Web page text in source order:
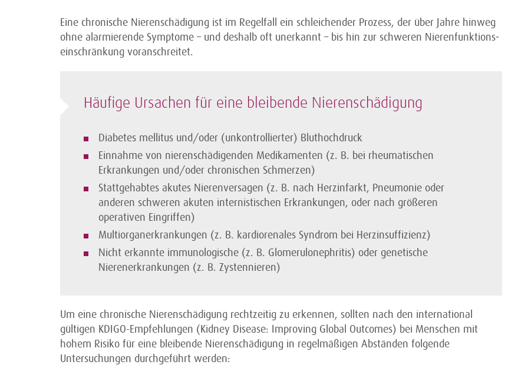
Eine chronische Nierenschädigung ist im Regelfall ein schleichender Prozess, der über Jahre hinweg
ohne alarmierende Symptome – und deshalb oft unerkannt – bis hin zur schweren Nierenfunktions­
einschränkung voranschreitet.
Häufige Ursachen für eine bleibende Nierenschädigung
Diabetes mellitus und/oder (unkontrollierter) Bluthochdruck
Einnahme von nierenschädigenden Medikamenten (z. B. bei rheumatischen
Erkrankungen und/oder chronischen Schmerzen)
Stattgehabtes akutes Nierenversagen (z. B. nach Herzinfarkt, Pneumonie oder
anderen schweren akuten internistischen Erkrankungen, oder nach größeren
operativen Eingriffen)
Multiorganerkrankungen (z. B. kardiorenales Syndrom bei Herzinsuffizienz)
Nicht erkannte immunologische (z. B. Glomerulonephritis) oder genetische
Nierenerkrankungen (z. B. Zystennieren)
Um eine chronische Nierenschädigung rechtzeitig zu erkennen, sollten nach den international
gültigen ­KDIGO-Empfehlungen (Kidney Disease: Improving Global Outcomes) bei Menschen mit
hohem Risiko für eine bleibende Nierenschädigung in regelmäßigen Abständen folgende
Untersuchungen durchgeführt werden: